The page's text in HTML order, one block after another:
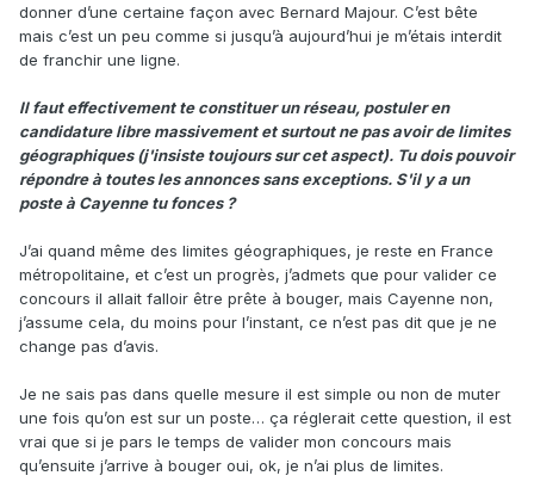
donner d’une certaine façon avec Bernard Majour. C’est bête
mais c’est un peu comme si jusqu’à aujourd’hui je m’étais interdit
de franchir une ligne.
Il faut effectivement te constituer un réseau, postuler en
candidature libre massivement et surtout ne pas avoir de limites
géographiques (j'insiste toujours sur cet aspect). Tu dois pouvoir
répondre à toutes les annonces sans exceptions. S'il y a un
poste à Cayenne tu fonces ?
J’ai quand même des limites géographiques, je reste en France
métropolitaine, et c’est un progrès, j’admets que pour valider ce
concours il allait falloir être prête à bouger, mais Cayenne non,
j’assume cela, du moins pour l’instant, ce n’est pas dit que je ne
change pas d’avis.
Je ne sais pas dans quelle mesure il est simple ou non de muter
une fois qu’on est sur un poste… ça réglerait cette question, il est
vrai que si je pars le temps de valider mon concours mais
qu’ensuite j’arrive à bouger oui, ok, je n’ai plus de limites.